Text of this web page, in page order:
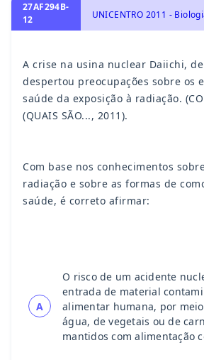
27AF294B-
12
A crise na usina nuclear Daiichi,
despertou preocupações sobre os
saúde da exposição à radiação.
(QUAIS SÃO..., 2011).
Com base nos conhecimentos
radiação e sobre as formas de
saúde, é correto afirmar:
A
O risco de um acidente
entrada de material
alimentar humana, por
água, de vegetais ou de
mantidos com alimentação